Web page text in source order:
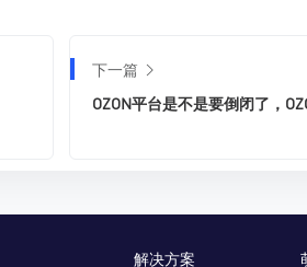
下一篇
OZON平台是不是要倒闭了，
解决方案